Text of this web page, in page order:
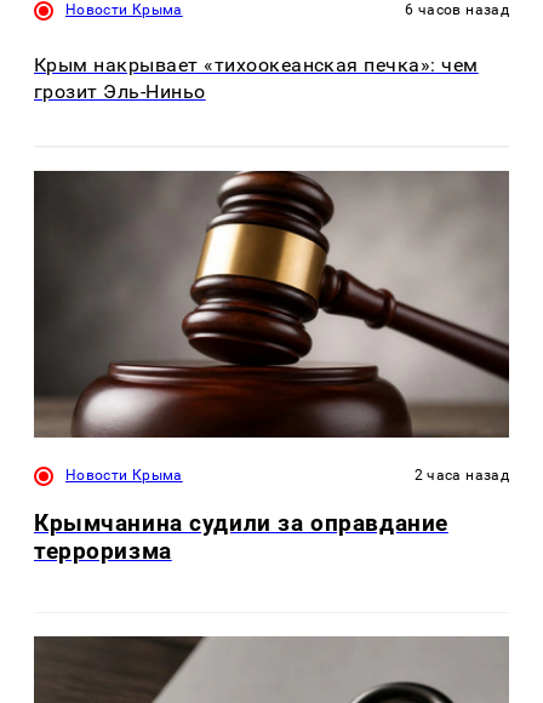
Новости Крыма 6 часов назад
Крым накрывает «тихоокеанская печка»: чем
грозит Эль-Ниньо
Новости Крыма 2 часа назад
Крымчанина судили за оправдание
терроризма